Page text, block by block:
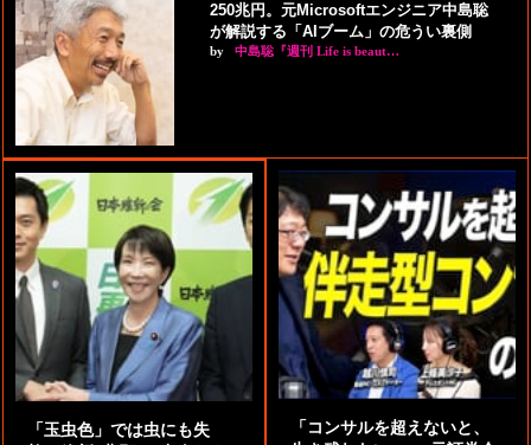
250兆円。元Microsoftエンジニア中島聡
が解説する「AIブーム」の危うい裏側
by 中島聡『週刊 Life is beaut…
「玉虫色」では虫にも失
「コンサルを超えないと、